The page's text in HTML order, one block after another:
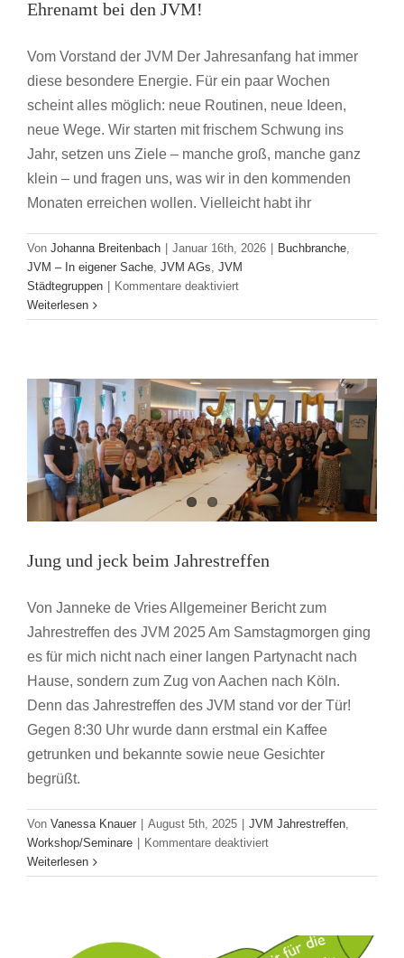
Ehrenamt bei den JVM!
Vom Vorstand der JVM Der Jahresanfang hat immer
diese besondere Energie. Für ein paar Wochen
scheint alles möglich: neue Routinen, neue Ideen,
neue Wege. Wir starten mit frischem Schwung ins
Jahr, setzen uns Ziele – manche groß, manche ganz
klein – und fragen uns, was wir in den kommenden
Monaten erreichen wollen. Vielleicht habt ihr
Von Johanna Breitenbach Januar 16th, 2026 Buchbranche,
JVM – In eigener Sache, JVM AGs, JVM
Städtegruppen
Kommentare deaktiviertfür
Jahr,
–
Zeit
für
ein
Ehrenamt
bei
den
JVM!
Weiterlesen
Jung und jeck beim Jahrestreffen
Jung und jeck beim Jahrestreffen
Von Janneke de Vries Allgemeiner Bericht zum
Jahrestreffen des JVM 2025 Am Samstagmorgen ging
es für mich nicht nach einer langen Partynacht nach
Hause, sondern zum Zug von Aachen nach Köln.
Denn das Jahrestreffen des JVM stand vor der Tür!
Gegen 8:30 Uhr wurde dann erstmal ein Kaffee
getrunken und bekannte sowie neue Gesichter
begrüßt.
Von Vanessa Knauer August 5th, 2025 JVM Jahrestreffen,
Workshop/Seminare
Kommentare deaktiviertfür
und
Jahrestreffen
Weiterlesen
Aus dem Vereinsleben: Bereit für die
Zukunft mit dem JVM Weiterbildungstag